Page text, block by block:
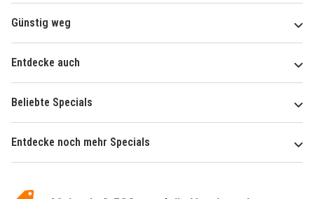
Günstig weg
Entdecke auch
Beliebte Specials
Entdecke noch mehr Specials
Hotelspecials